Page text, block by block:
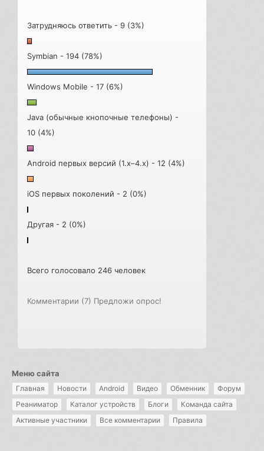
Затрудняюсь ответить - 9 (3%)
Symbian - 194 (78%)
Windows Mobile - 17 (6%)
Java (обычные кнопочные телефоны) -
10 (4%)
Android первых версий (1.x–4.x) - 12 (4%)
iOS первых поколений - 2 (0%)
Другая - 2 (0%)
Всего голосовало 246 человек
Комментарии (7) Предложи опрос!
Меню сайта
Главная Новости Android Видео Обменник
Форум
Реаниматор
Каталог устройств Блоги
Команда сайта
Активные участники
Все комментарии Правила